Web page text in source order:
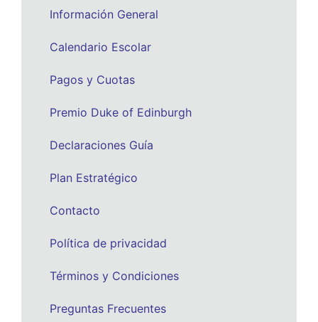
Información General
Calendario Escolar
Pagos y Cuotas
Premio Duke of Edinburgh
Declaraciones Guía
Plan Estratégico
Contacto
Política de privacidad
Términos y Condiciones
Preguntas Frecuentes